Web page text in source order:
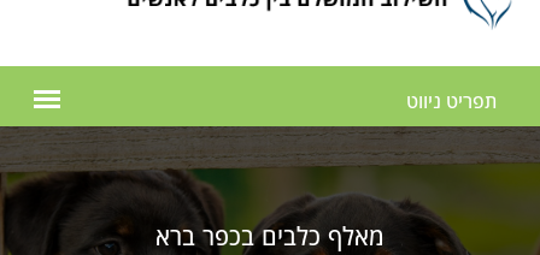
מאלף כלבים בכפר ברא